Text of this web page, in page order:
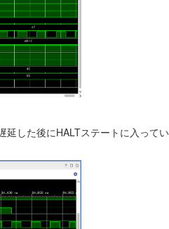
した後にHALTステートに入って